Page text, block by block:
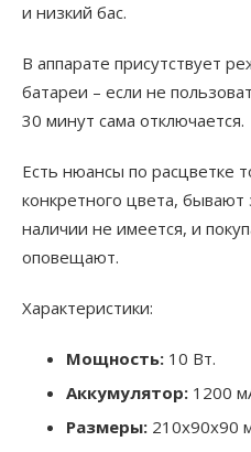
и низкий бас.
В аппарате присутствует
батареи – если не
30 минут сама отключается.
Есть нюансы по расцветке
конкретного цвета, бывают
наличии не имеется, и
оповещают.
Характеристики:
Мощность: 10 Вт.
Аккумулятор: 1200
Размеры: 210х90х90